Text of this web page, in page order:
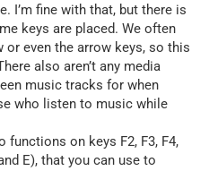
I’m fine with that, but there is
keys are placed. We often
even the arrow keys, so this
also aren’t any media
music tracks for when
who listen to music while
functions on keys F2, F3, F4,
E), that you can use to